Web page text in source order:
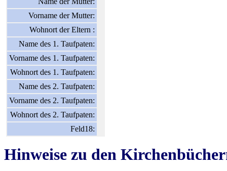
Vorname der Mutter:
Wohnort der Eltern :
Name des 1. Taufpaten:
Vorname des 1. Taufpaten:
Wohnort des 1. Taufpaten:
Name des 2. Taufpaten:
Vorname des 2. Taufpaten:
Wohnort des 2. Taufpaten:
Feld18:
Hinweise zu den